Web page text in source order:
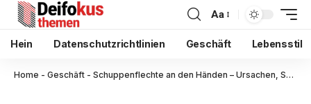
Aa
Hein Datenschutzrichtlinien Geschäft Lebensstil
Home - Geschäft - Schuppenflechte an den Händen – Ursachen, Symptome und Behandlung aus dermatologischer Sicht